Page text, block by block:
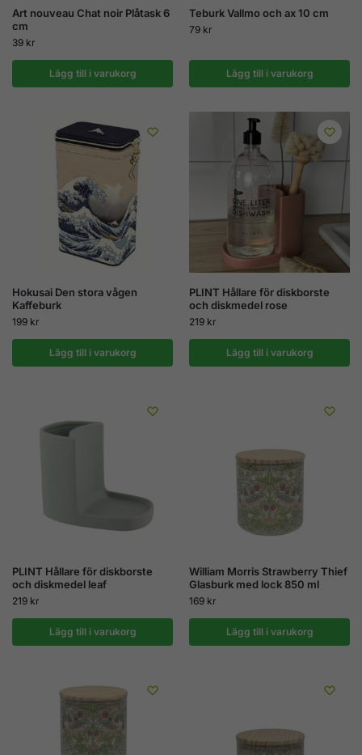
Art nouveau Chat noir Plåtask 6
cm
39 kr
Lägg till i varukorg
Teburk Vallmo och ax 10 cm
79 kr
Lägg till i varukorg
Hokusai Den stora vågen
Kaffeburk
199 kr
Lägg till i varukorg
PLINT Hållare för diskborste
och diskmedel rose
219 kr
Lägg till i varukorg
PLINT Hållare för diskborste
och diskmedel leaf
219 kr
Lägg till i varukorg
William Morris Strawberry Thief
Glasburk med lock 850 ml
169 kr
Lägg till i varukorg